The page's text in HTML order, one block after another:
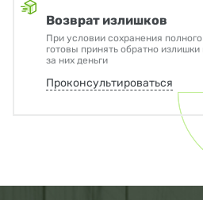
Возврат излишков
При условии сохранения
готовы принять обратно
за них деньги
Проконсультироваться